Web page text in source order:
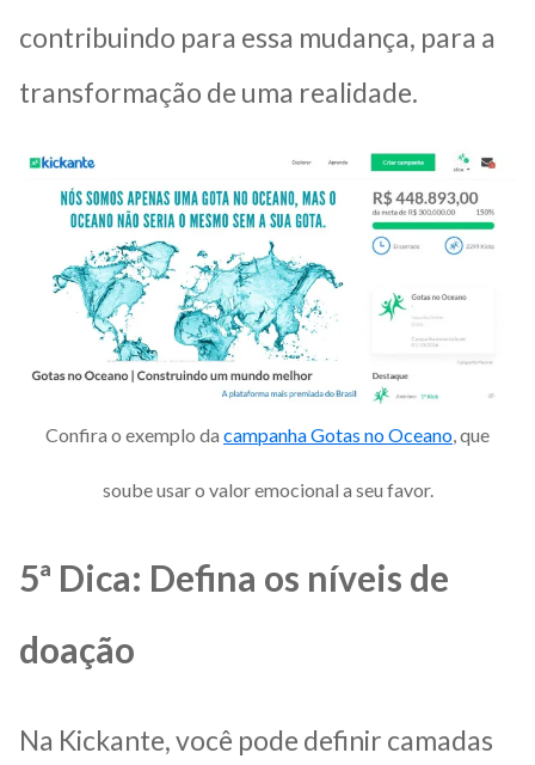
contribuindo para essa mudança, para a
transformação de uma realidade.
Confira o exemplo da campanha Gotas no Oceano , que
soube usar o valor emocional a seu favor.
5ª Dica: Defina os níveis de
doação
Na Kickante, você pode definir camadas